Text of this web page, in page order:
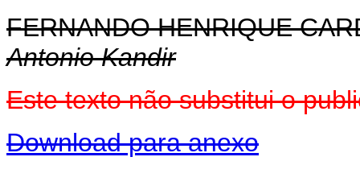
FERNANDO HENRIQUE
Antonio Kandir
Este texto não substitui o
Download para anexo